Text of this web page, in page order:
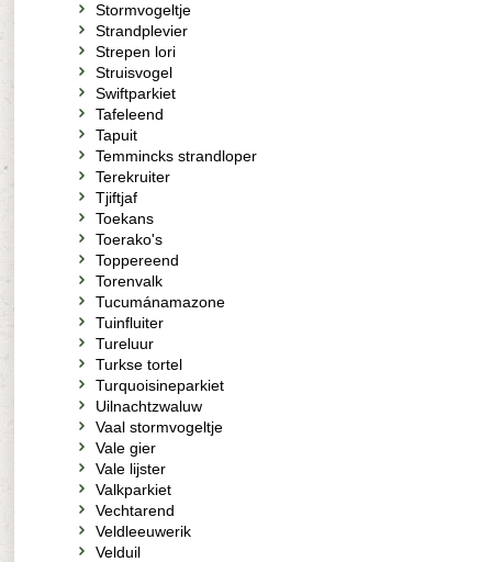
Stormvogeltje
Strandplevier
Strepen lori
Struisvogel
Swiftparkiet
Tafeleend
Tapuit
Temmincks strandloper
Terekruiter
Tjiftjaf
Toekans
Toerako's
Toppereend
Torenvalk
Tucumánamazone
Tuinfluiter
Tureluur
Turkse tortel
Turquoisineparkiet
Uilnachtzwaluw
Vaal stormvogeltje
Vale gier
Vale lijster
Valkparkiet
Vechtarend
Veldleeuwerik
Velduil